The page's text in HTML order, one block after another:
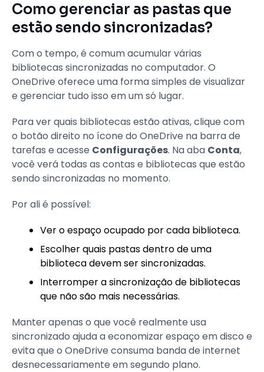
Como gerenciar as pastas que
estão sendo sincronizadas?
Com o tempo, é comum acumular várias
bibliotecas sincronizadas no computador. O
OneDrive oferece uma forma simples de visualizar
e gerenciar tudo isso em um só lugar.
Para ver quais bibliotecas estão ativas, clique com
o botão direito no ícone do OneDrive na barra de
tarefas e acesse Configurações. Na aba Conta,
você verá todas as contas e bibliotecas que estão
sendo sincronizadas no momento.
Por ali é possível:
Ver o espaço ocupado por cada biblioteca.
Escolher quais pastas dentro de uma
biblioteca devem ser sincronizadas.
Interromper a sincronização de bibliotecas
que não são mais necessárias.
Manter apenas o que você realmente usa
sincronizado ajuda a economizar espaço em disco e
evita que o OneDrive consuma banda de internet
desnecessariamente em segundo plano.